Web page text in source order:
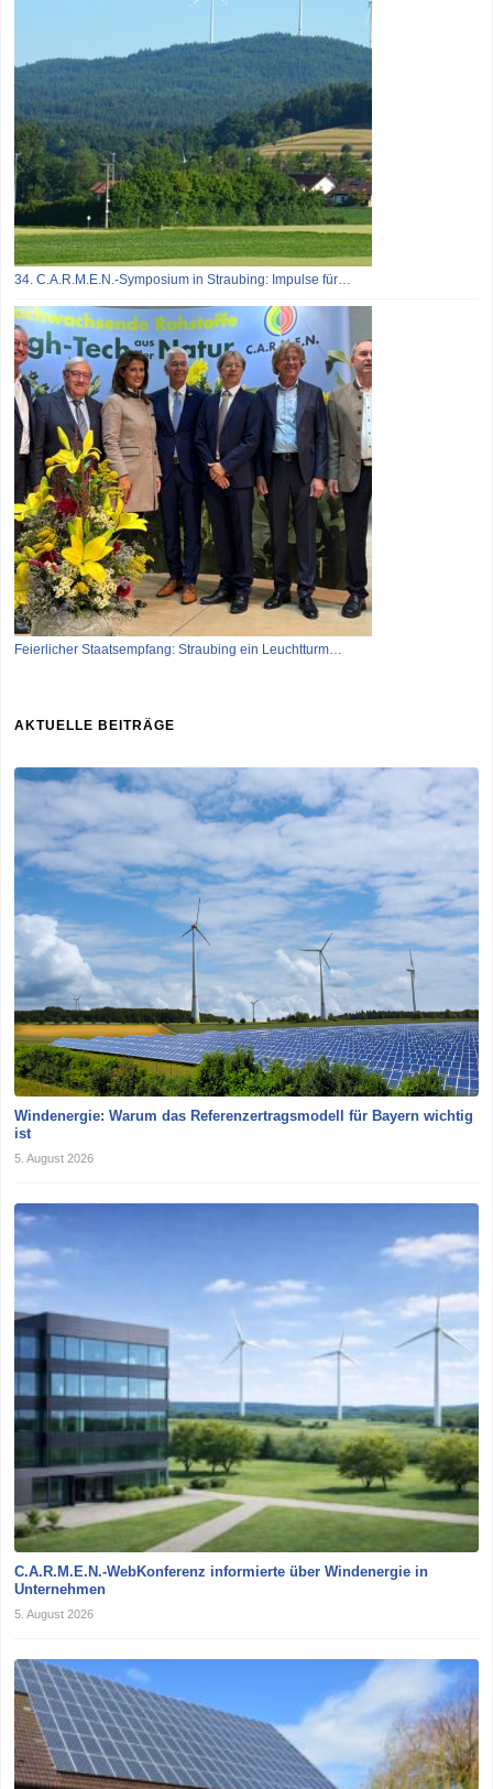
34. C.A.R.M.E.N.-Symposium in Straubing: Impulse für…
Feierlicher Staatsempfang: Straubing ein Leuchtturm…
AKTUELLE BEITRÄGE
Windenergie: Warum das Referenzertragsmodell für Bayern wichtig
ist
5. August 2026
C.A.R.M.E.N.-WebKonferenz informierte über Windenergie in
Unternehmen
5. August 2026